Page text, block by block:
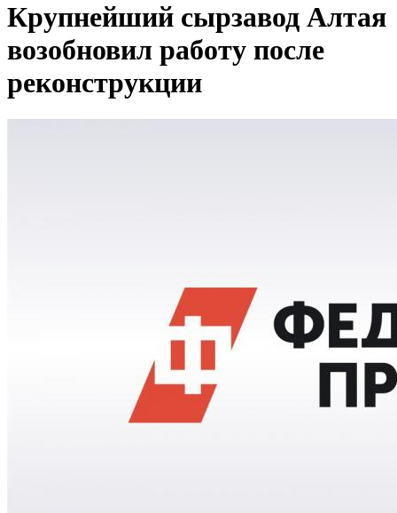
Крупнейший сырзавод Алтая
возобновил работу после
реконструкции